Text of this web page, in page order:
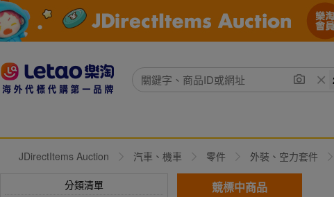
JDirectItems Auction 汽車、機車 零件 外裝、空力套件
分類清單 競標中商品